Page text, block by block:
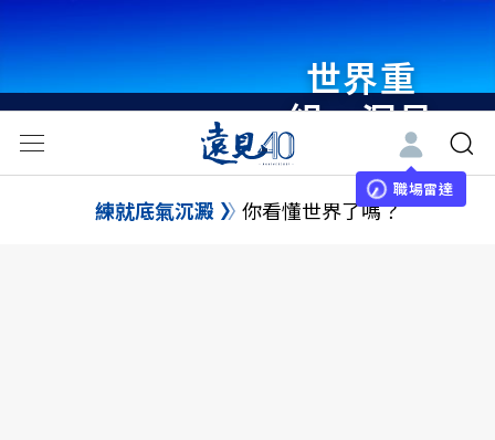
世界重
組・洞見
未來 與
世界領袖
職場雷達
練就底氣沉澱 你看懂世界了嗎？